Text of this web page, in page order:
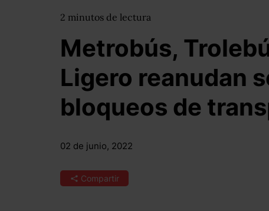
2 minutos de lectura
Metrobús,
Ligero reanudan
bloqueos de
02 de junio, 2022
Compartir